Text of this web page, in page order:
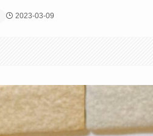
2023-03-09